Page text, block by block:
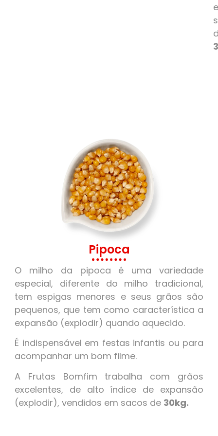
Pipoca
O milho da pipoca é uma variedade
especial, diferente do milho tradicional,
tem espigas menores e seus grãos são
pequenos, que tem como característica a
expansão (explodir) quando aquecido.
É indispensável em festas infantis ou para
acompanhar um bom filme.
A Frutas Bomfim trabalha com grãos
excelentes, de alto índice de expansão
(explodir), vendidos em sacos de 30kg.